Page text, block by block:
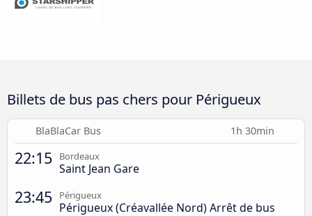
Billets de bus pas chers pour Périgueux
BlaBlaCar Bus 1h 30min
22:15 Bordeaux
Saint Jean Gare
23:45 Périgueux
Périgueux (Créavallée Nord) Arrêt de bus